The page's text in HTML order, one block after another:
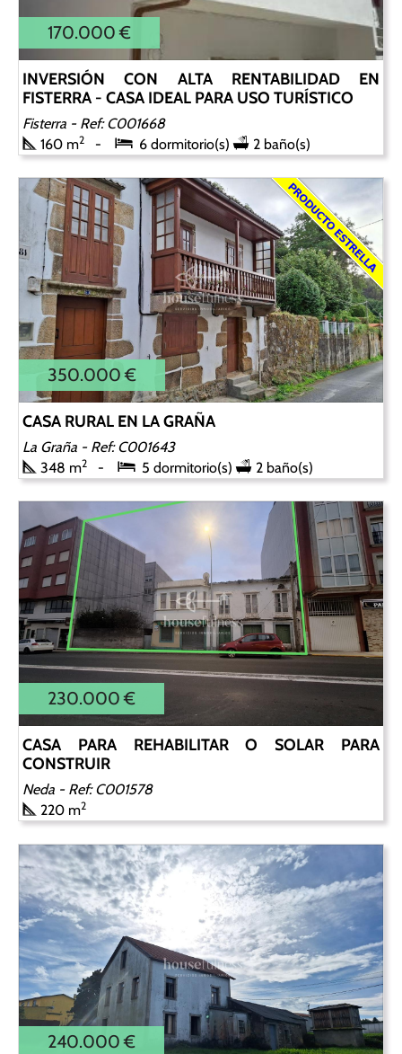
170.000 €
INVERSIÓN CON ALTA RENTABILIDAD EN
FISTERRA - CASA IDEAL PARA USO TURÍSTICO
Fisterra - Ref: C001668
160 m2 6 dormitorio(s) 2 baño(s)
350.000 €
CASA RURAL EN LA GRAÑA
La Graña - Ref: C001643
348 m2 5 dormitorio(s) 2 baño(s)
230.000 €
CASA PARA REHABILITAR O SOLAR PARA
CONSTRUIR
Neda - Ref: C001578
220 m2
240.000 €